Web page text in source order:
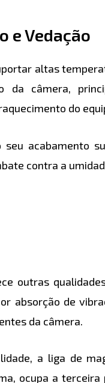
e Vedação
altas
da câmera,
do
acabamento
contra a
outras
absorção de
da câmera.
a liga de
ocupa a